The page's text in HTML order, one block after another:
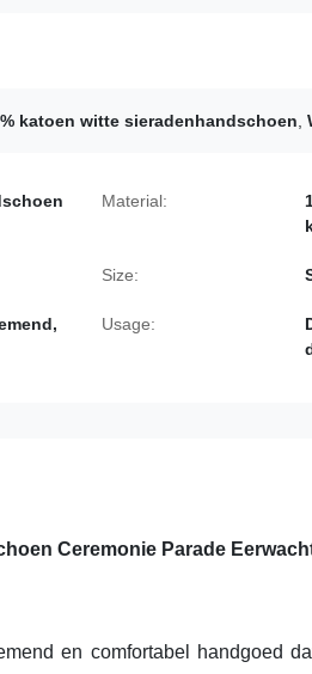
katoen witte sieradenhandschoen
Material:
Size:
Usage:
Ceremonie Parade
en comfortabel handgoed